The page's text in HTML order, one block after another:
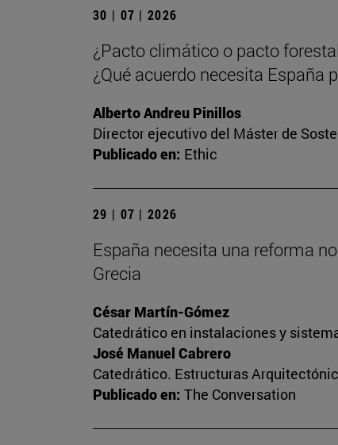
30 | 07 | 2026
¿Pacto climático o pacto
¿Qué acuerdo necesita España
Alberto Andreu Pinillos
Director ejecutivo del Máster de
Publicado en: Ethic
29 | 07 | 2026
España necesita una reforma
Grecia
César Martín-Gómez
Catedrático en instalaciones y
José Manuel Cabrero
Catedrático. Estructuras
Publicado en: The Conversation